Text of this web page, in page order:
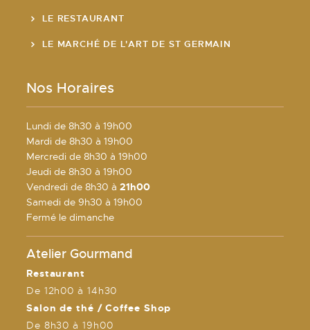
LE RESTAURANT
LE MARCHÉ DE L'ART DE ST GERMAIN
Nos Horaires
Lundi de 8h30 à 19h00
Mardi de 8h30 à 19h00
Mercredi de 8h30 à 19h00
Jeudi de 8h30 à 19h00
Vendredi de 8h30 à 21h00
Samedi de 9h30 à 19h00
Fermé le dimanche
Atelier Gourmand
Restaurant
De 12h00 à 14h30
Salon de thé / Coffee Shop
De 8h30 à 19h00